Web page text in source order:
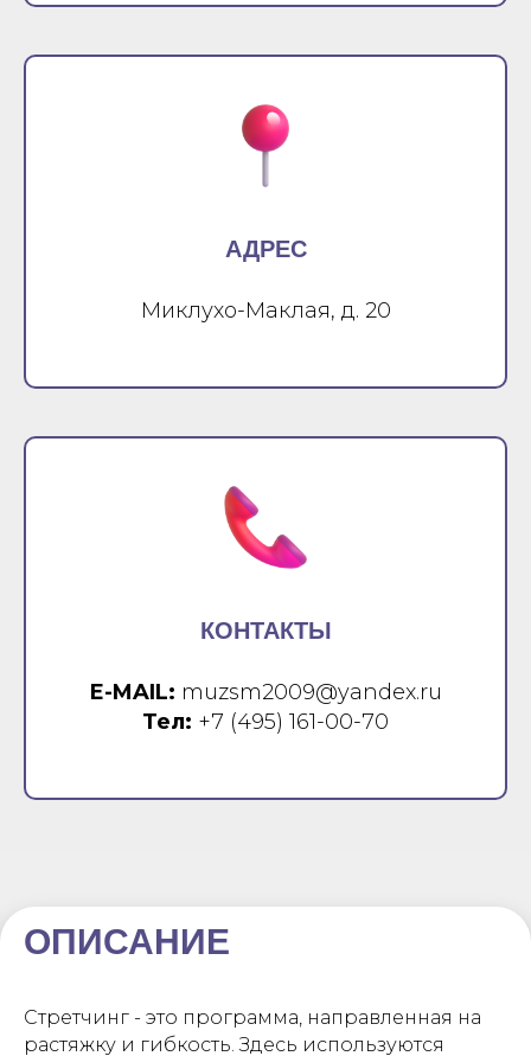
АДРЕС
Миклухо-Маклая, д. 20
КОНТАКТЫ
E-MAIL: muzsm2009@yandex.ru
Тел: +7 (495) 161-00-70
ОПИСАНИЕ
Стретчинг - это программа, направленная на
растяжку и гибкость. Здесь используются